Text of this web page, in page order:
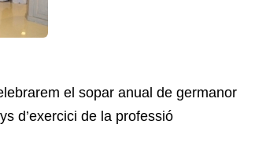
el sopar anual de germanor
d’exercici de la professió